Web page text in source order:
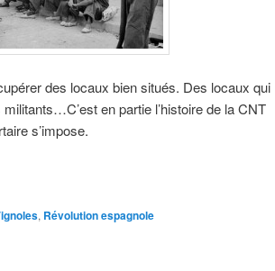
des locaux bien situés. Des locaux qui
en partie l’histoire de la CNT
s’impose.
, Révolution espagnole